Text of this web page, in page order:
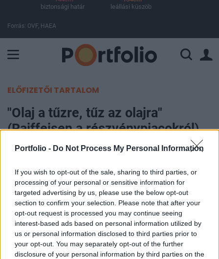
Portfolio - Do Not Process My Personal Information
If you wish to opt-out of the sale, sharing to third parties, or
processing of your personal or sensitive information for
targeted advertising by us, please use the below opt-out
section to confirm your selection. Please note that after your
opt-out request is processed you may continue seeing
interest-based ads based on personal information utilized by
us or personal information disclosed to third parties prior to
your opt-out. You may separately opt-out of the further
disclosure of your personal information by third parties on the
biztonsági határ
leállási küszöb
Forrás: OVF, HAEA
ELŐFIZETŐI TARTALOM
"Olaj a tűzre, tűz az olajra"
(Raiffeisen a részvénypiacokról)
Portfolio
Csak az OTP részvényeket javasolják rövid és
hosszú távon egyaránt vételre a Raiffeisen
részvényelemzői. A kisebb papíroknál rövid távon
a Danubius, hosszú távon az Émász kecsegtet
érdemi árfolyam emelkedési potenciállal. Több
részvény, közöttük a MOL és az Egis esetében